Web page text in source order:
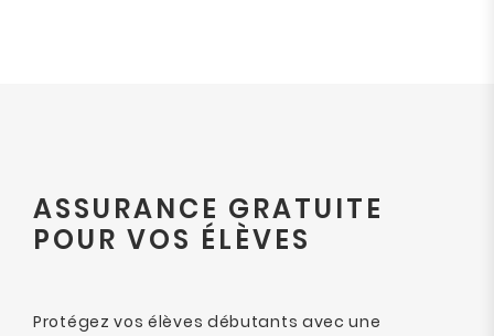
ASSURANCE GRATUITE
POUR VOS ÉLÈVES
Protégez vos élèves débutants avec une